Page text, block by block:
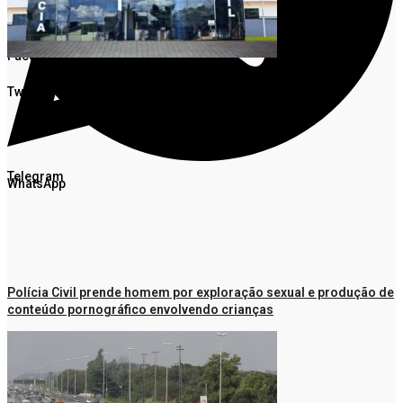
Facebook
Twitter
WhatsApp
Telegram
Polícia Civil prende homem por exploração sexual e produção de
conteúdo pornográfico envolvendo crianças